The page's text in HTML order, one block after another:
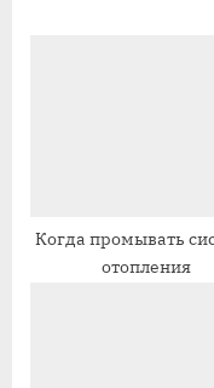
а а
Когда промывать
отопления